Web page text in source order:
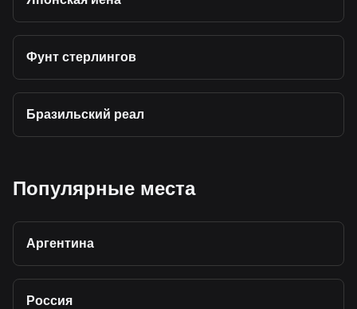
Фунт стерлингов
Бразильский реал
Популярные места
Аргентина
Россия